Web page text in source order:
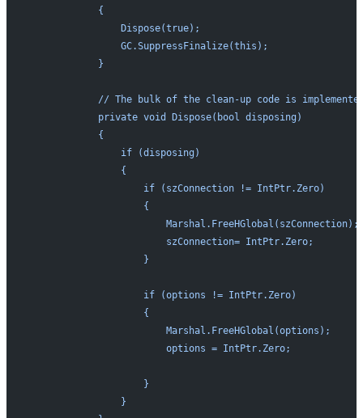
            {
                Dispose(true);
                GC.SuppressFinalize(this);
            }
// The bulk of the clean-up code is
            private void Dispose(bool disposing)
            {
                if (disposing)
                {
                    if (szConnection != IntPtr.Zero)
                    {
                        Marshal.FreeHGlobal(szConnection);
                        szConnection= IntPtr.Zero;
                    }
                    if (options != IntPtr.Zero)
                    {
                        Marshal.FreeHGlobal(options);
                        options = IntPtr.Zero;
                    }
                }